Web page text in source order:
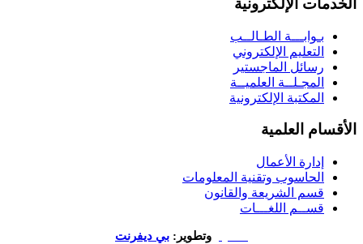
الإلكترونية
الطـالــب
الإلكتروني
الماجستير
العلميــة
الإلكترونية
العلمية
الأعمال
وتقنية المعلومات
الشريعة والقانون
اللغـــات
بي ديفرنت